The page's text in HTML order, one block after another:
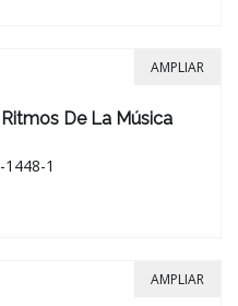
De La Música
1
AMPLIAR
AMPLIAR